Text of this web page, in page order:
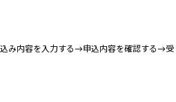
み内容を入力する→申込内容を確認する→受